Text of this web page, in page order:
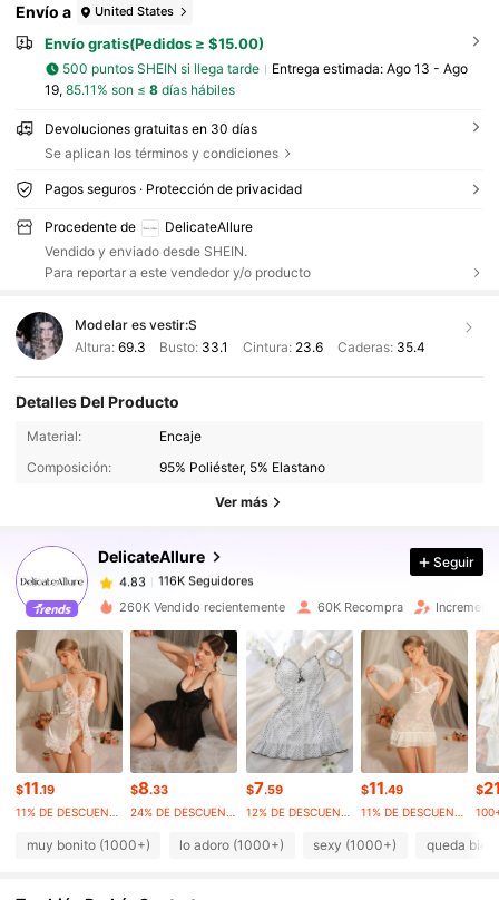
Envío a United States
Envío gratis(Pedidos ≥ $15.00)
500 puntos SHEIN si llega tarde Entrega estimada: Ago 13 - Ago
19, 85.11% son ≤ 8días hábiles
Devoluciones gratuitas en 30 días
Se aplican los términos y condiciones
Pagos seguros · Protección de privacidad
Procedente de
DelicateAllure
Vendido y enviado desde SHEIN.
Para reportar a este vendedor y/o producto
Modelar es vestir:S
Altura: 69.3 Busto: 33.1 Cintura: 23.6 Caderas: 35.4
Detalles Del Producto
Material:
Encaje
Composición:
95% Poliéster, 5% Elastano
Ver más
DelicateAllure
116K Seguidores
116K Seguidores
4.83
116K Seguidores
t***opagóHace 1 día
4.83 116K Seguidores
4.83 116K Seguidores
4.83 116K Seguidores
4.83 116K Seguidores
Seguir
260K Vendido recientemente 60K Recompra
$11.19
11% DE DESCUENTO
$8.33
24% DE DESCUENTO
$7.59
12% DE DESCUENTO
$11.49
11% DE DESCUENTO
$
muy bonito (1000+) lo adoro (1000+) sexy (1000+) queda